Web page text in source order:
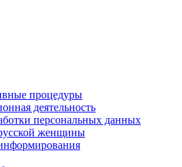
процедуры
деятельность
персональных данных
женщины